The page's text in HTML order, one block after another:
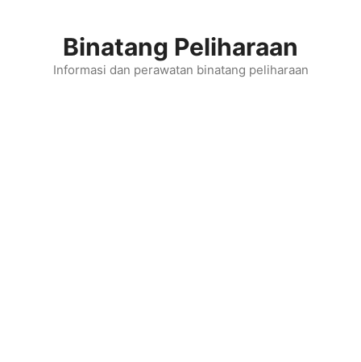
Binatang Peliharaan
Informasi dan perawatan binatang peliharaan